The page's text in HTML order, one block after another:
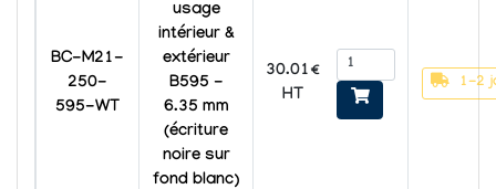
BC-M21-
250-
595-WT
usage
intérieur &
extérieur
B595 -
6.35 mm
(écriture
noire sur
fond blanc)
30.01€
HT
1-2